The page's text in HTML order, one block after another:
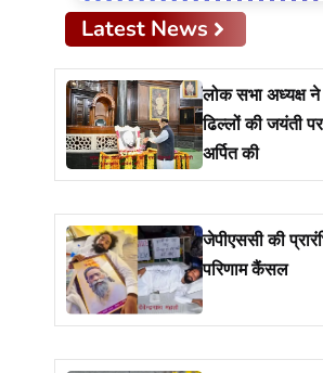
Latest News
लोक सभा अध्यक्ष
ढिल्लों की जयंती
अर्पित की
जेपीएससी की
परिणाम कैंसल